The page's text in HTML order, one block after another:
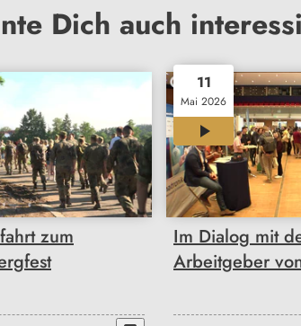
Dich auch
zum
11
Mai 2026
00:33
Im Dialog mit
Arbeitgeber